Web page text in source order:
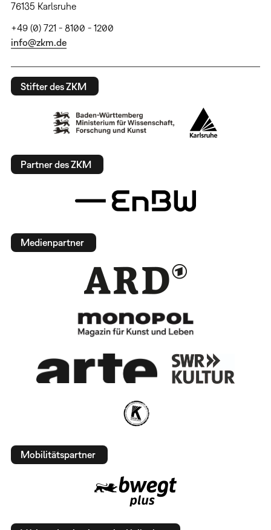
76135 Karlsruhe
+49 (0) 721 - 8100 - 1200
info@zkm.de
Stifter des ZKM
Partner des ZKM
Medienpartner
Mobilitätspartner